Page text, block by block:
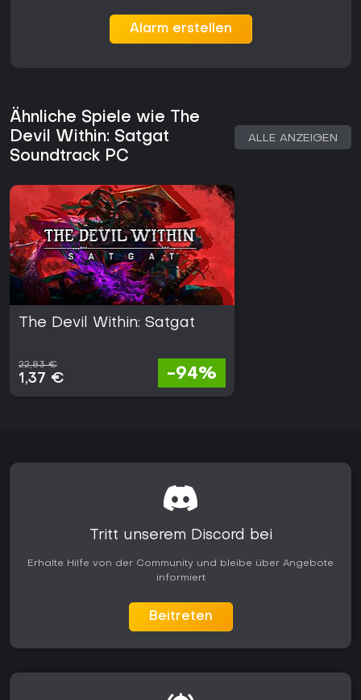
Alarm erstellen
Ähnliche Spiele wie The
Devil Within: Satgat
Soundtrack PC
ALLE ANZEIGEN
The Devil Within: Satgat
22,83 €
1,37 € -94%
Tritt unserem Discord bei
Erhalte Hilfe von der Community und bleibe über Angebote
informiert
Beitreten